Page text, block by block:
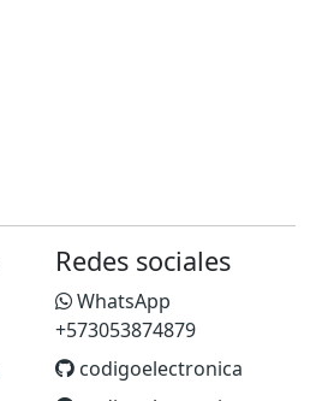
Redes sociales
WhatsApp
+573053874879
codigoelectronica